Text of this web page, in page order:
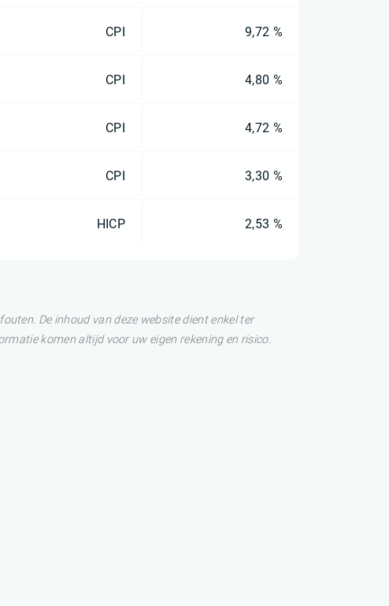
CPI 9,72 %
CPI 4,80 %
CPI 4,72 %
CPI 3,30 %
HICP 2,53 %
De inhoud van deze website dient enkel ter
komen altijd voor uw eigen rekening en risico.